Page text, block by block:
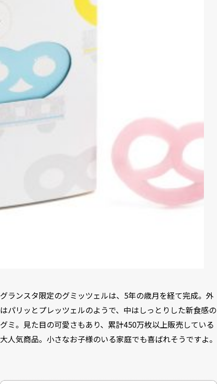
グランスタ限定のグミッツェルは、5年の歳月を経て完成。外
はパリッとプレッツェルのようで、中はしっとりした新食感の
グミ。見た目の可愛さもあり、累計450万枚以上販売している
大人気商品。小さなお子様のいる家庭でも喜ばれそうですよ。